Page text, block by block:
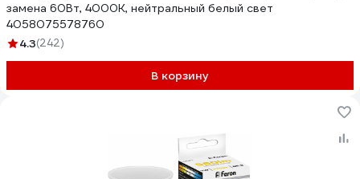
замена 60Вт, 4000К, нейтральный белый свет
4058075578760
4.3(242)
В корзину